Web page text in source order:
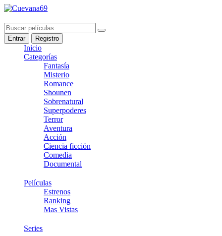
Entrar Registro
Inicio
Categorías
Fantasía
Misterio
Romance
Shounen
Sobrenatural
Superpoderes
Terror
Aventura
Acción
Ciencia ficción
Comedia
Documental
Películas
Estrenos
Ranking
Mas Vistas
Series